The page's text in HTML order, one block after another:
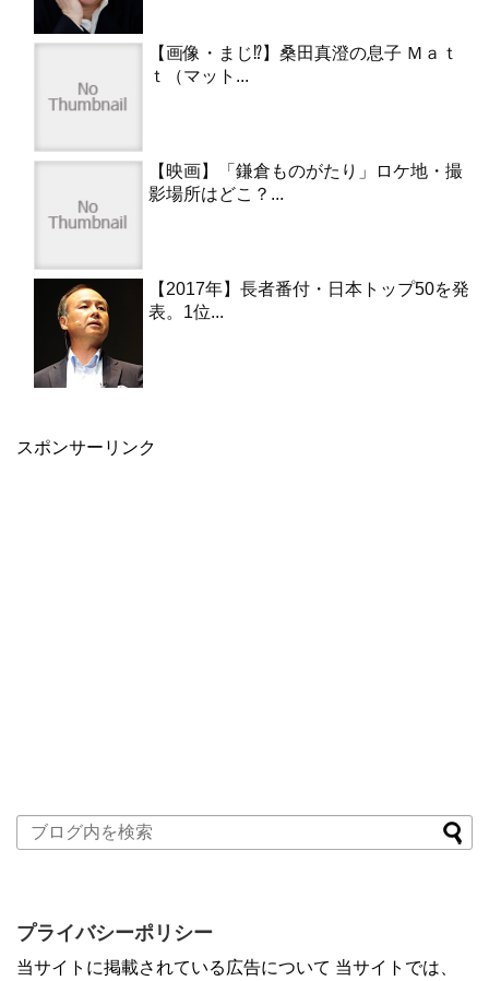
【画像・まじ⁉︎】桑田真澄の息子 Ｍａｔ
ｔ（マット...
【映画】「鎌倉ものがたり」ロケ地・撮
影場所はどこ？...
【2017年】長者番付・日本トップ50を発
表。1位...
スポンサーリンク
プライバシーポリシー
当サイトに掲載されている広告について 当サイトでは、